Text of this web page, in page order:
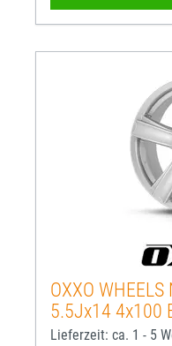
OXXO
5.5Jx14 4x100
Lieferzeit: ca. 1 - 5